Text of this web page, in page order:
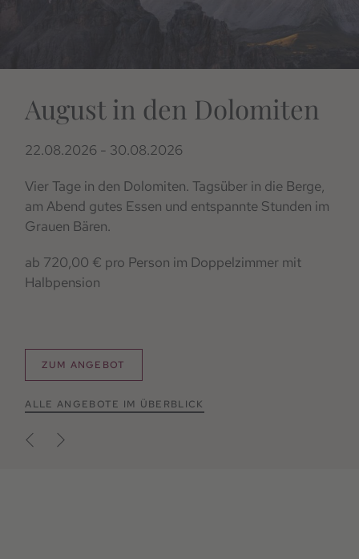
August in den Dolomiten
22.08.2026 - 30.08.2026
Vier Tage in den Dolomiten. Tagsüber in die Berge,
am Abend gutes Essen und entspannte Stunden im
Grauen Bären.
ab 720,00 € pro Person im Doppelzimmer mit
Halbpension
ZUM ANGEBOT
ALLE ANGEBOTE IM ÜBERBLICK
05.09. - 26.09.2026
Halbpension
ALLE ANGEBOTE IM ÜBERBLICK
26.09. - 01.11.2026
Frühstück
ALLE ANGEBOTE IM ÜBERBLICK
03.10. - 01.11.2026
Frühstück
ALLE ANGEBOTE IM ÜBERBLICK
08.12. - 23.12.2026
ab 465,00 € pro Person im Doppelzimmer mit
Halbpension
ALLE ANGEBOTE IM ÜBERBLICK